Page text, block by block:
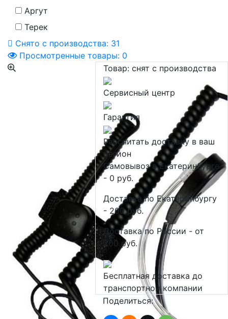
Аргут
Терек
Снято с производства: 31
Просмотренные товары: 0
Товар: снят с производства
Сервисный центр
Гарантия
Рассчитать доставку в ваш
регион
Самовывоз в Екатеринбурге
- 0 руб.
Доставка по Екатеринбургу
- 200 руб.
Доставка по России - от
200 руб.
Бесплатная доставка до
транспортной компании
Поделиться: